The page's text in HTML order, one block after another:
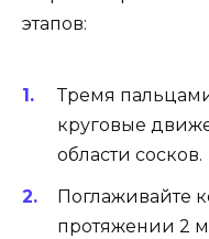
этапов:
Тремя
круговые
области сосков.
Поглаживайте
протяжении 2